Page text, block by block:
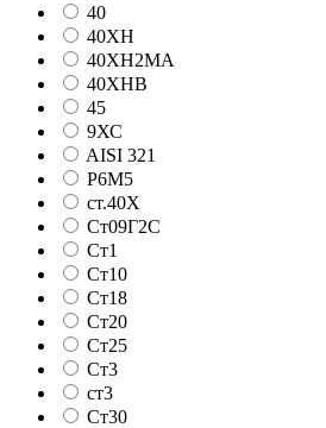
40
40ХН
40ХН2МА
40ХНВ
45
9ХС
AISI 321
Р6М5
ст.40Х
Ст09Г2С
Ст1
Ст10
Ст18
Ст20
Ст25
Ст3
ст3
Ст30